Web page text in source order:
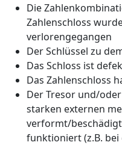
Die
Zahlenschloss
verlorengegangen
Der Schlüssel zu
Das Schloss ist
Das Zahlenschloss
Der Tresor und/
starken externen
verformt/
funktioniert (z.B. bei